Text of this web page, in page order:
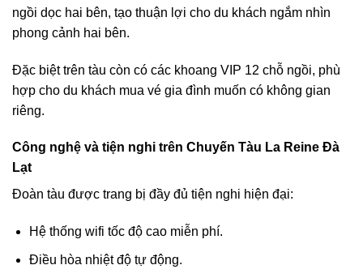
ngồi dọc hai bên, tạo thuận lợi cho du khách ngắm nhìn
phong cảnh hai bên.
Đặc biệt trên tàu còn có các khoang VIP 12 chỗ ngồi, phù
hợp cho du khách mua vé gia đình muốn có không gian
riêng.
Công nghệ và tiện nghi trên Chuyến Tàu La Reine Đà
Lạt
Đoàn tàu được trang bị đầy đủ tiện nghi hiện đại:
Hệ thống wifi tốc độ cao miễn phí.
Điều hòa nhiệt độ tự động.